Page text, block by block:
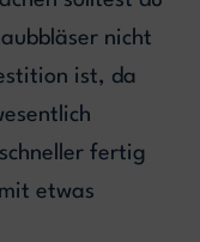
nicht
ist, da
fertig
etwas